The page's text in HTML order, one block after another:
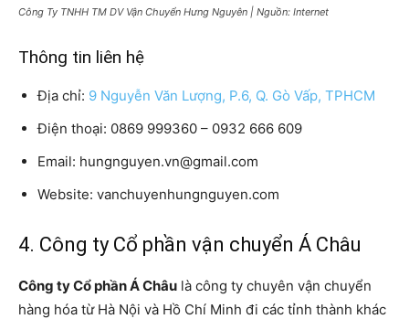
Công Ty TNHH TM DV Vận Chuyển Hưng Nguyên | Nguồn: Internet
Thông tin liên hệ
Địa chỉ: 9 Nguyễn Văn Lượng, P.6, Q. Gò Vấp, TPHCM
Điện thoại: 0869 999360 – 0932 666 609
Email: hungnguyen.vn@gmail.com
Website: vanchuyenhungnguyen.com
4. Công ty Cổ phần vận chuyển Á Châu
Công ty Cổ phần Á Châu là công ty chuyên vận chuyển
hàng hóa từ Hà Nội và Hồ Chí Minh đi các tỉnh thành khác